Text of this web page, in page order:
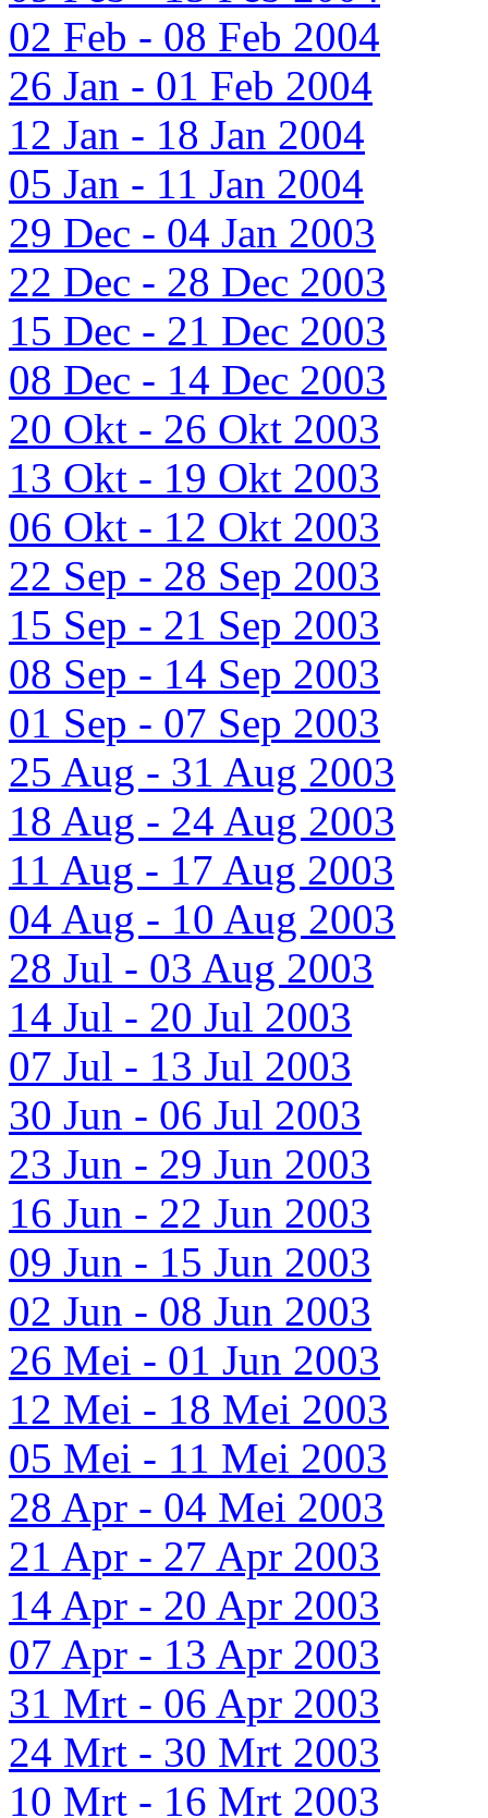
02 Feb - 08 Feb 2004
26 Jan - 01 Feb 2004
12 Jan - 18 Jan 2004
05 Jan - 11 Jan 2004
29 Dec - 04 Jan 2003
22 Dec - 28 Dec 2003
15 Dec - 21 Dec 2003
08 Dec - 14 Dec 2003
20 Okt - 26 Okt 2003
13 Okt - 19 Okt 2003
06 Okt - 12 Okt 2003
22 Sep - 28 Sep 2003
15 Sep - 21 Sep 2003
08 Sep - 14 Sep 2003
01 Sep - 07 Sep 2003
25 Aug - 31 Aug 2003
18 Aug - 24 Aug 2003
11 Aug - 17 Aug 2003
04 Aug - 10 Aug 2003
28 Jul - 03 Aug 2003
14 Jul - 20 Jul 2003
07 Jul - 13 Jul 2003
30 Jun - 06 Jul 2003
23 Jun - 29 Jun 2003
16 Jun - 22 Jun 2003
09 Jun - 15 Jun 2003
02 Jun - 08 Jun 2003
26 Mei - 01 Jun 2003
12 Mei - 18 Mei 2003
05 Mei - 11 Mei 2003
28 Apr - 04 Mei 2003
21 Apr - 27 Apr 2003
14 Apr - 20 Apr 2003
07 Apr - 13 Apr 2003
31 Mrt - 06 Apr 2003
24 Mrt - 30 Mrt 2003
10 Mrt - 16 Mrt 2003